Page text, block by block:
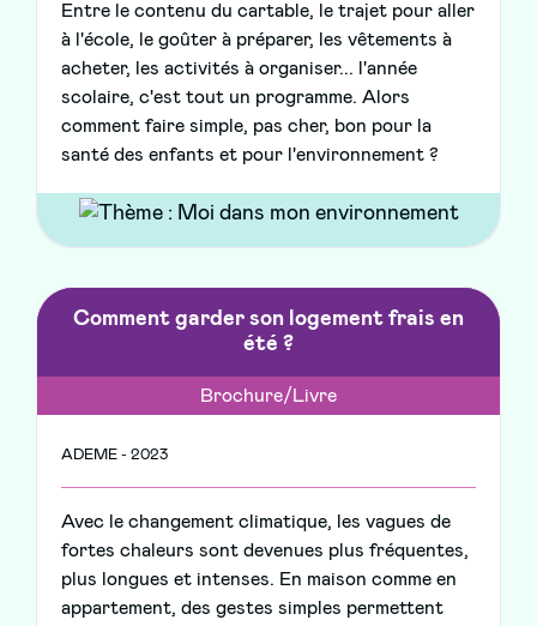
Entre le contenu du cartable, le trajet pour aller
à l'école, le goûter à préparer, les vêtements à
acheter, les activités à organiser... l'année
scolaire, c'est tout un programme. Alors
comment faire simple, pas cher, bon pour la
santé des enfants et pour l'environnement ?
Comment garder son logement frais en
été ?
Brochure/Livre
ADEME - 2023
Avec le changement climatique, les vagues de
fortes chaleurs sont devenues plus fréquentes,
plus longues et intenses. En maison comme en
appartement, des gestes simples permettent